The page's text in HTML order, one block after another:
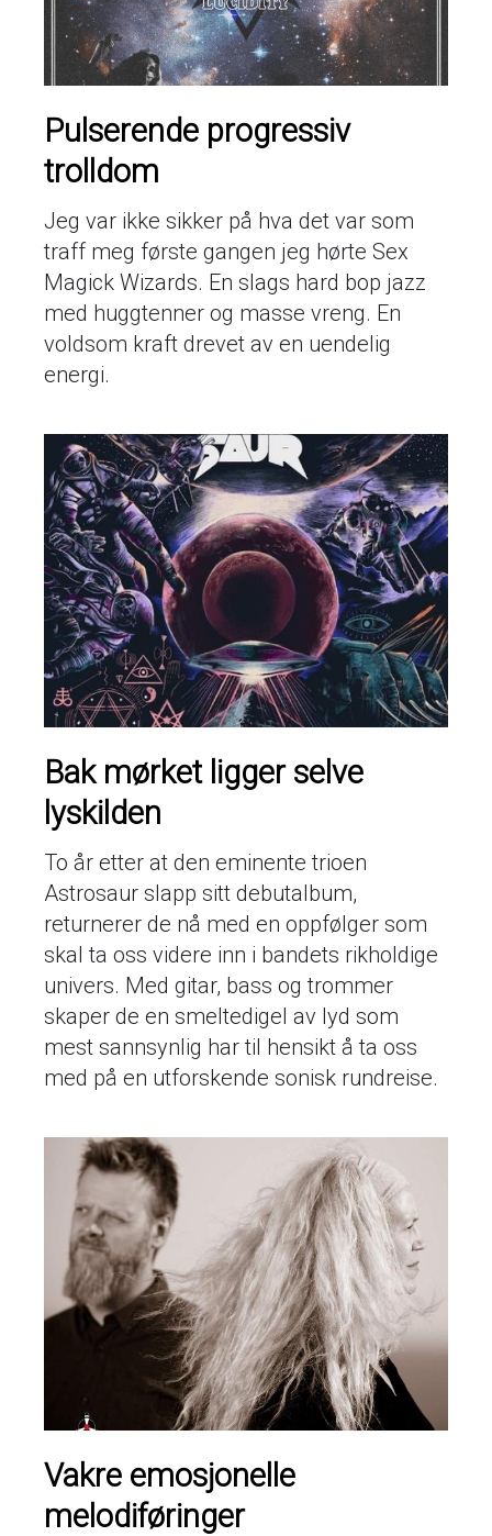
Pulserende progressiv
trolldom
Jeg var ikke sikker på hva det var som
traff meg første gangen jeg hørte Sex
Magick Wizards. En slags hard bop jazz
med huggtenner og masse vreng. En
voldsom kraft drevet av en uendelig
energi.
Bak mørket ligger selve
lyskilden
To år etter at den eminente trioen
Astrosaur slapp sitt debutalbum,
returnerer de nå med en oppfølger som
skal ta oss videre inn i bandets rikholdige
univers. Med gitar, bass og trommer
skaper de en smeltedigel av lyd som
mest sannsynlig har til hensikt å ta oss
med på en utforskende sonisk rundreise.
Vakre emosjonelle
melodiføringer